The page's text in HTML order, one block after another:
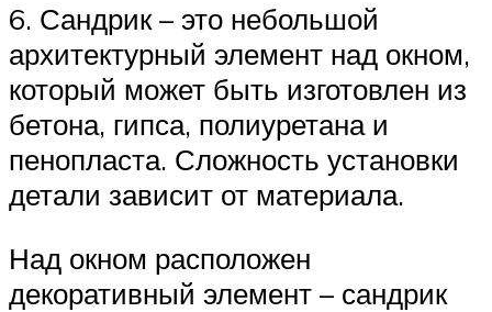
6. Сандрик – это небольшой
архитектурный элемент над окном,
который может быть изготовлен из
бетона, гипса, полиуретана и
пенопласта. Сложность установки
детали зависит от материала.
Над окном расположен
декоративный элемент – сандрик